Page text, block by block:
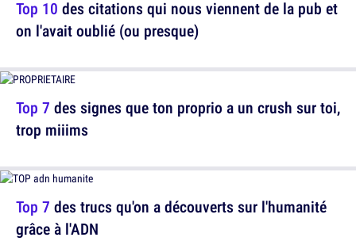
Top 7 des signes que ton proprio a un crush sur toi,
trop miiims
Top 10 des citations qui nous viennent de la pub et
on l'avait oublié (ou presque)
Top 7 des trucs qu'on a découverts sur l'humanité
grâce à l'ADN